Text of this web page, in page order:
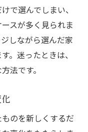
で選んでしまい、
スが多く見られま
しながら選んだ家
。迷ったときは、
法です。
のを新しくするだ